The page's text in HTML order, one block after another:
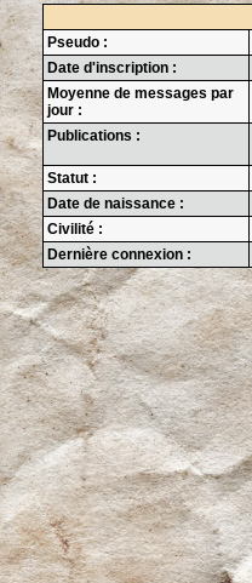
Pseudo :
Date d'inscription :
Moyenne de messages par
jour :
Publications :
Statut :
Date de naissance :
Civilité :
Dernière connexion :